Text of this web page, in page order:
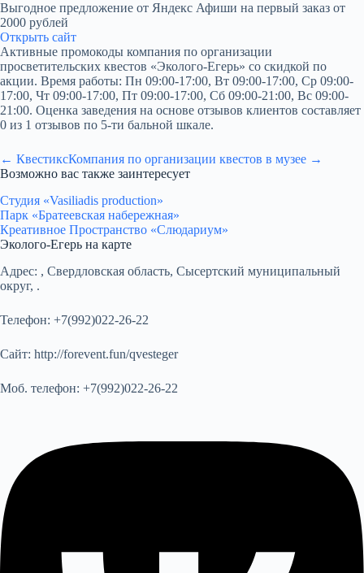
Выгодное предложение от Яндекс Афиши на первый заказ от
2000 рублей
Открыть сайт
Активные промокоды компания по организации
просветительских квестов «Эколого-Егерь» со скидкой по
акции. Время работы: Пн 09:00-17:00, Вт 09:00-17:00, Ср 09:00-
17:00, Чт 09:00-17:00, Пт 09:00-17:00, Сб 09:00-21:00, Вс 09:00-
21:00. Оценка заведения на основе отзывов клиентов составляет
0 из 1 отзывов по 5-ти бальной шкале.
← КвестиксКомпания по организации квестов в музее →
Возможно вас также заинтересует
Студия «Vasiliadis production»
Парк «Братеевская набережная»
Креативное Пространство «Слюдариум»
Эколого-Егерь на карте
Адрес: , Свердловская область, Сысертский муниципальный
округ, .
Телефон: +7(992)022-26-22
Сайт: http://forevent.fun/qvesteger
Моб. телефон: +7(992)022-26-22